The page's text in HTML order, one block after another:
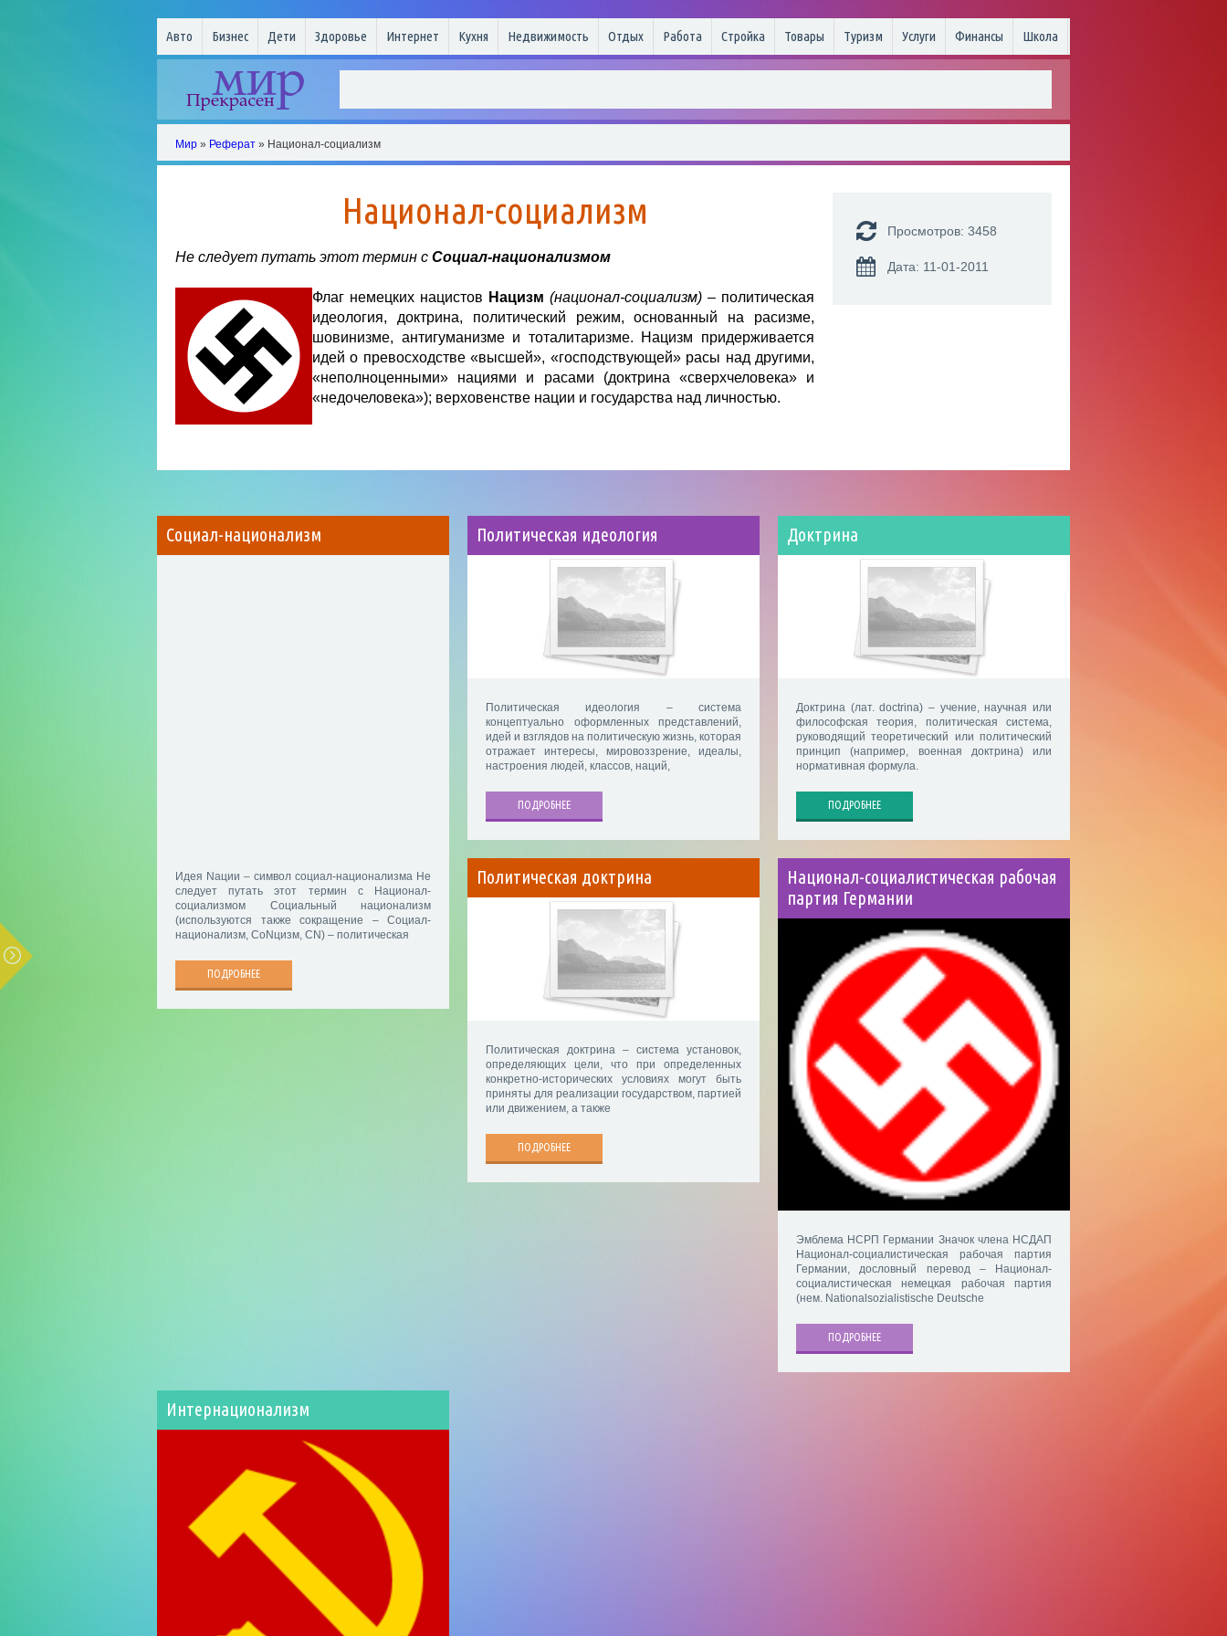
Авто Бизнес Дети Здоровье Интернет Кухня Недвижимость Отдых Работа Стройка Товары Туризм Услуги Финансы Школа
Мир » Реферат » Национал-социализм
Национал-социализм
Не следует путать этот термин с Социал-национализмом
Флаг немецких нацистов Нацизм (национал-социализм) – политическая
идеология, доктрина, политический режим, основанный на расизме,
шовинизме, антигуманизме и тоталитаризме. Нацизм придерживается
идей о превосходстве «высшей», «господствующей» расы над другими,
«неполноценными» нациями и расами (доктрина «сверхчеловека» и
«недочеловека»); верховенстве нации и государства над личностью.
Просмотров: 3458
Дата: 11-01-2011
Социал-национализм
Идея Nации – символ социал-национализма Не
следует путать этот термин с Национал-
социализмом Социальный национализм
(используются также сокращение – Социал-
национализм, СоNцизм, CN) – политическая
ПОДРОБНЕЕ
Политическая идеология
Политическая идеология – система
концептуально оформленных представлений,
идей и взглядов на политическую жизнь, которая
отражает интересы, мировоззрение, идеалы,
настроения людей, классов, наций,
ПОДРОБНЕЕ
Доктрина
Доктрина (лат. doctrina) – учение, научная или
философская теория, политическая система,
руководящий теоретический или политический
принцип (например, военная доктрина) или
нормативная формула.
ПОДРОБНЕЕ
Политическая доктрина
Политическая доктрина – система установок,
определяющих цели, что при определенных
конкретно-исторических условиях могут быть
приняты для реализации государством, партией
или движением, а также
ПОДРОБНЕЕ
Национал-социалистическая рабочая
партия Германии
Эмблема НСРП Германии Значок члена НСДАП
Национал-социалистическая рабочая партия
Германии, дословный перевод – Национал-
социалистическая немецкая рабочая партия
(нем. Nationalsozialistische Deutsche
ПОДРОБНЕЕ
Интернационализм